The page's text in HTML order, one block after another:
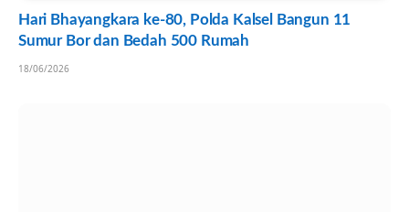
Hari Bhayangkara ke-80, Polda Kalsel Bangun 11
Sumur Bor dan Bedah 500 Rumah
18/06/2026